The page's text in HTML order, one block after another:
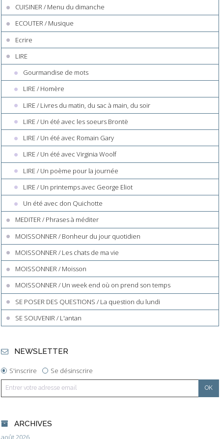
CUISINER / Menu du dimanche
ECOUTER / Musique
Ecrire
LIRE
Gourmandise de mots
LIRE / Homère
LIRE / Livres du matin, du sac à main, du soir
LIRE / Un été avec les soeurs Brontë
LIRE / Un été avec Romain Gary
LIRE / Un été avec Virginia Woolf
LIRE / Un poème pour la journée
LIRE / Un printemps avec George Eliot
Un été avec don Quichotte
MEDITER / Phrases à méditer
MOISSONNER / Bonheur du jour quotidien
MOISSONNER / Les chats de ma vie
MOISSONNER / Moisson
MOISSONNER / Un week end où on prend son temps
SE POSER DES QUESTIONS / La question du lundi
SE SOUVENIR / L'antan
NEWSLETTER
S'inscrire Se désinscrire
ARCHIVES
août 2026